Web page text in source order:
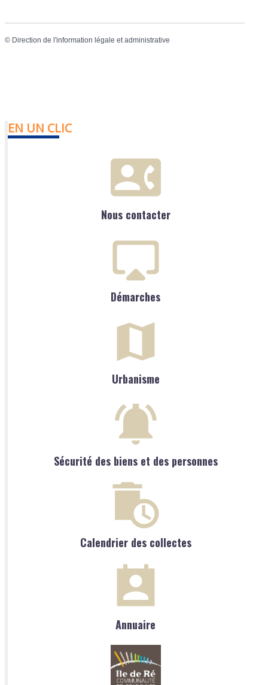
© Direction de l'information légale et administrative
EN UN CLIC
Nous contacter
Démarches
Urbanisme
Sécurité des biens et des personnes
Calendrier des collectes
Annuaire